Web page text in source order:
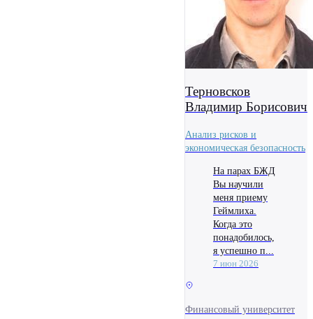
Терновсков
Владимир Борисович
Анализ рисков и
экономическая безопасность
На парах БЖД
Вы научили
меня приему
Геймлиха.
Когда это
понадобилось,
я успешно п...
7 июн 2026
Финансовый университет